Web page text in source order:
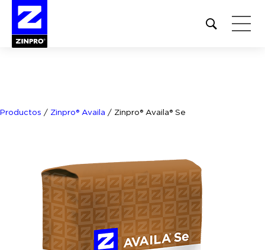
Open
site
Productos / Zinpro® Availa / Zinpro® Availa® Se